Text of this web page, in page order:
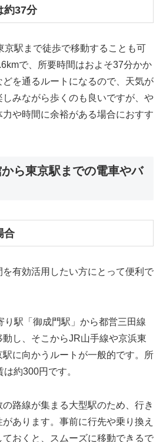
約37分
京駅まで徒歩で移動することも可
で、所要時間はおよそ37分かか
どを通るルートになるので、天気が
みながら歩くのも良いですが、や
や時間に余裕がある場合におすす
ら東京駅までの電車やバ
合
有効活用したい方にとって便利で
り駅「御成門駅」から都営三田線
し、そこからJR山手線や京浜東
に向かうルートが一般的です。所
約300円です。
路線が集まる大型駅のため、行き
あります。事前に行先や乗り換え
おくと、スムーズに移動できるで